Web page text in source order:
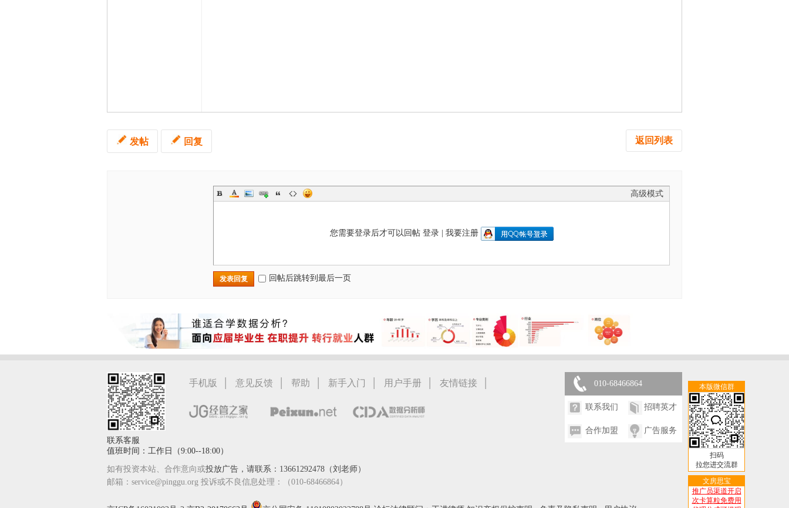
返回列表
发帖 回复
高级模式
您需要登录后才可以回帖 登录| 我要注册
发表回复 回帖后跳转到最后一页
本版微信群
扫码
拉您进交流群
文房思宝
推广员渠道开启
次卡算粒免费用
手机版 | 意见反馈 | 帮助 | 新手入门 | 用户手册 | 友情链接 |
联系客服
值班时间：工作日（9:00--18:00）
如有投资本站、合作意向或投放广告，请联系：13661292478（刘老师）
邮箱：service@pinggu.org 投诉或不良信息处理：（010-68466864）
010-68466864
联系我们 招聘英才
合作加盟 广告服务